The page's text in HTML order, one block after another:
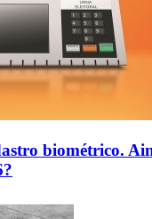
biométrico.